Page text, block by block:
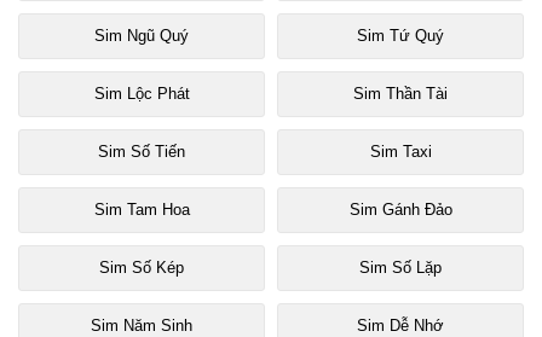
Sim Ngũ Quý Sim Tứ Quý
Sim Lộc Phát Sim Thần Tài
Sim Số Tiến Sim Taxi
Sim Tam Hoa Sim Gánh Đảo
Sim Số Kép Sim Số Lặp
Sim Năm Sinh Sim Dễ Nhớ